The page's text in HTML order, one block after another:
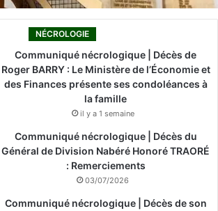
NÉCROLOGIE
Communiqué nécrologique | Décès de
Roger BARRY : Le Ministère de l’Économie et
des Finances présente ses condoléances à
la famille
il y a 1 semaine
Communiqué nécrologique | Décès du
Général de Division Nabéré Honoré TRAORÉ
: Remerciements
03/07/2026
Communiqué nécrologique | Décès de son